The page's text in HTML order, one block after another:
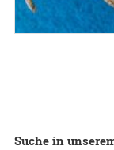
Suche in